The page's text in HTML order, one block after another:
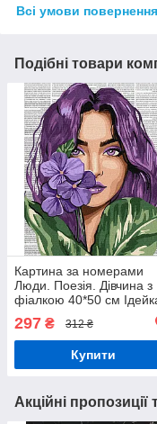
Всі умови повернення
Подібні товари
Картина за номерами
Люди. Поезія. Дівчина з
фіалкою 40*50 см
297 ₴ 312 ₴
Купити
Акційні пропозиції